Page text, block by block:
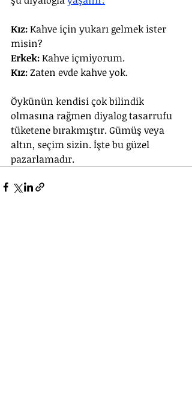
Kız: Kahve için yukarı gelmek ister
misin?
Erkek: Kahve içmiyorum.
Kız: Zaten evde kahve yok.
Öykünün kendisi çok bilindik
olmasına rağmen diyalog tasarrufu
tüketene bırakmıştır. Gümüş veya
altın, seçim sizin. İşte bu güzel
pazarlamadır.